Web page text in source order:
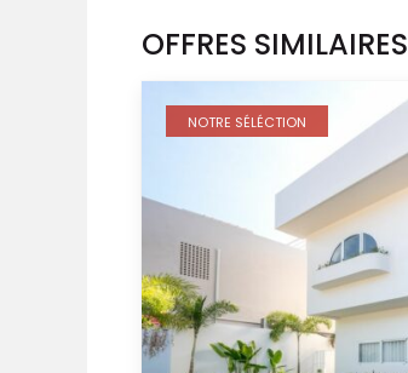
OFFRES SIMILAIRES
NOTRE SÉLÉCTION